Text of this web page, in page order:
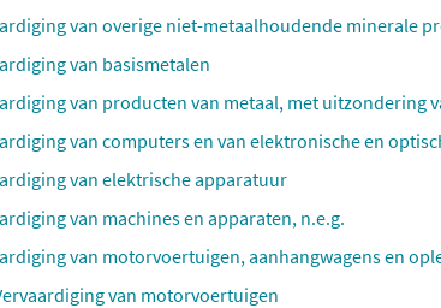
van overige niet-metaalhoudende minerale
van basismetalen
van producten van metaal, met uitzondering
van computers en van elektronische en
van elektrische apparatuur
van machines en apparaten, n.e.g.
van motorvoertuigen, aanhangwagens en
van motorvoertuigen